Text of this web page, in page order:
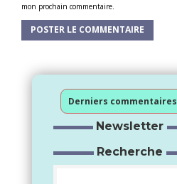
mon prochain commentaire.
Derniers commentaires
Newsletter
Recherche